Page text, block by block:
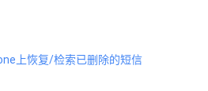
上恢复/检索已删除的短信